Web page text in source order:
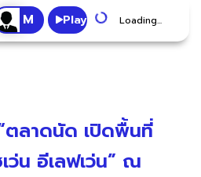
Play Loading...
ลาดนัด เปิดพื้นที่
ว่น อีเลฟเว่น” ณ